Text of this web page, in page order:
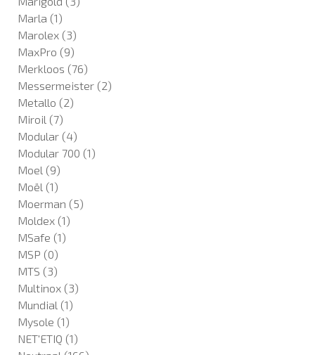
Marla (1)
Marolex (3)
MaxPro (9)
Merkloos (76)
Messermeister (2)
Metallo (2)
Miroil (7)
Modular (4)
Modular 700 (1)
Moel (9)
Moël (1)
Moerman (5)
Moldex (1)
MSafe (1)
MSP (0)
MTS (3)
Multinox (3)
Mundial (1)
Mysole (1)
NET'ETIQ (1)